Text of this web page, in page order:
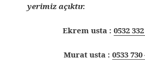
yerimiz açıktır.
Ekrem usta : 0532
Murat usta : 0533 730